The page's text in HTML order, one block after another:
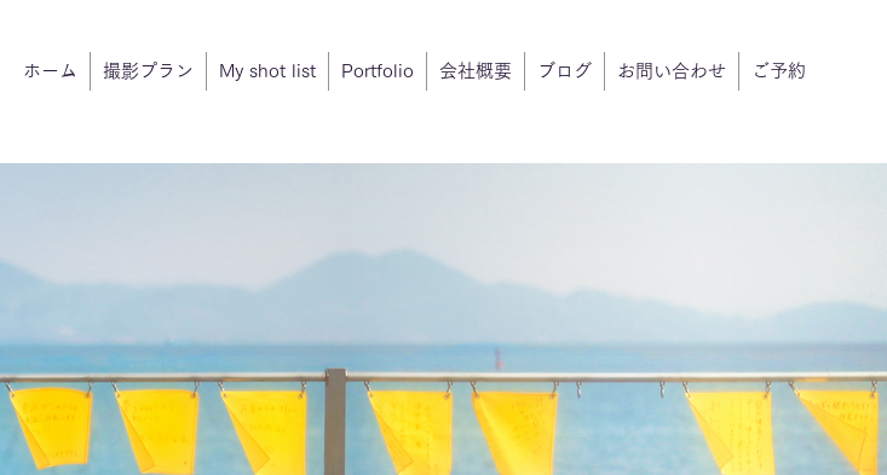
ホーム 撮影プラン My shot list Portfolio 会社概要 ブログ お問い合わせ ご予約